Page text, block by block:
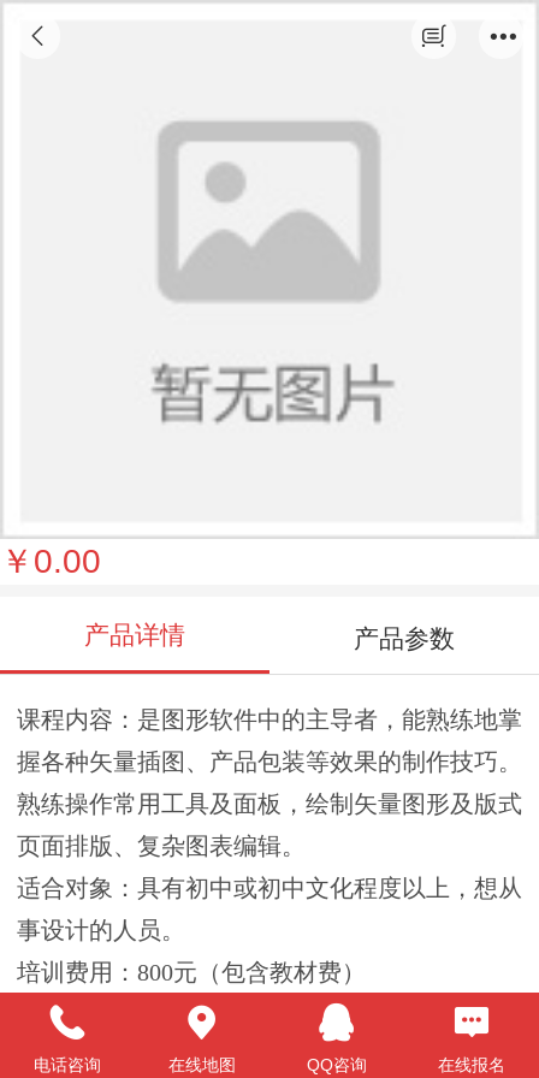
￥0.00
产品详情 产品参数
课程内容：是图形软件中的主导者，能熟练地掌
握各种矢量插图、产品包装等效果的制作技巧。
熟练操作常用工具及面板，绘制矢量图形及版式
页面排版、复杂图表编辑。
适合对象：具有初中或初中文化程度以上，想从
事设计的人员。
培训费用：800元（包含教材费）
培训周期：1个月（学会为止，不另收费）
学习安排：全日制、业余制
电话咨询 在线地图 QQ咨询 在线报名